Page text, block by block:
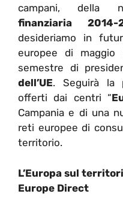
campani, della
finanziaria
desideriamo in
europee di maggio
semestre di
dell’UE. Seguirà la
offerti dai centri “
Campania e di una
reti europee di
territorio.
L’Europa sul
Europe Direct